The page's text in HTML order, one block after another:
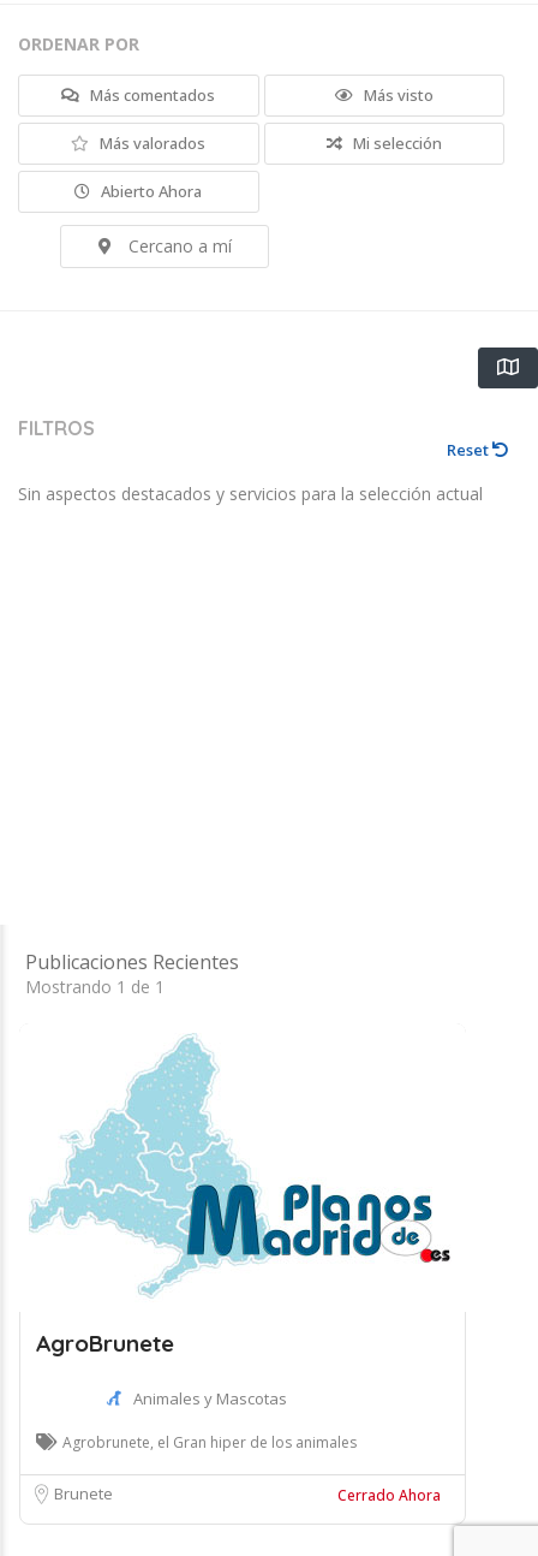
ORDENAR POR
Más comentados Más visto
Más valorados Mi selección
Abierto Ahora
Cercano a mí
FILTROS
Reset
Sin aspectos destacados y servicios para la selección actual
Publicaciones Recientes
Mostrando 1 de 1
AgroBrunete
Animales y Mascotas
Agrobrunete, el Gran hiper de los animales
Brunete Cerrado Ahora